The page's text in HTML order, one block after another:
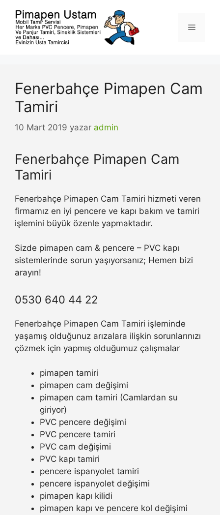
Menü
Fenerbahçe Pimapen Cam
Tamiri
10 Mart 2019 yazar admin
Fenerbahçe Pimapen Cam
Tamiri
Fenerbahçe Pimapen Cam Tamiri hizmeti veren
firmamız en iyi pencere ve kapı bakım ve tamiri
işlemini büyük özenle yapmaktadır.
Sizde pimapen cam & pencere – PVC kapı
sistemlerinde sorun yaşıyorsanız; Hemen bizi
arayın!
0530 640 44 22
Fenerbahçe Pimapen Cam Tamiri işleminde
yaşamış olduğunuz arızalara ilişkin sorunlarınızı
çözmek için yapmış olduğumuz çalışmalar
pimapen tamiri
pimapen cam değişimi
pimapen cam tamiri (Camlardan su
giriyor)
PVC pencere değişimi
PVC pencere tamiri
PVC cam değişimi
PVC kapı tamiri
pencere ispanyolet tamiri
pencere ispanyolet değişimi
pimapen kapı kilidi
pimapen kapı ve pencere kol değişimi